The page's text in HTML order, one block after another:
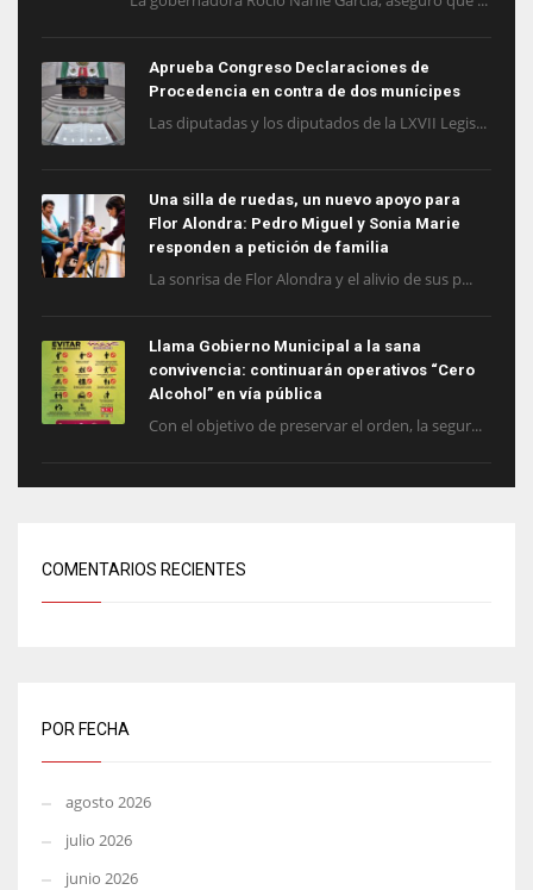
Aprueba Congreso Declaraciones de
Procedencia en contra de dos munícipes
Las diputadas y los diputados de la LXVII Legis...
Una silla de ruedas, un nuevo apoyo para
Flor Alondra: Pedro Miguel y Sonia Marie
responden a petición de familia
La sonrisa de Flor Alondra y el alivio de sus p...
Llama Gobierno Municipal a la sana
convivencia: continuarán operativos “Cero
Alcohol” en vía pública
Con el objetivo de preservar el orden, la segur...
COMENTARIOS RECIENTES
POR FECHA
agosto 2026
julio 2026
junio 2026